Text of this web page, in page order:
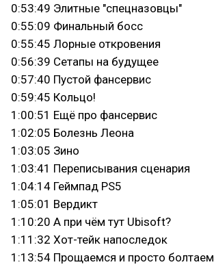
0:53:49 Элитные "спецназовцы"
0:55:09 Финальный босс
0:55:45 Лорные откровения
0:56:39 Сетапы на будущее
0:57:40 Пустой фансервис
0:59:45 Кольцо!
1:00:51 Ещё про фансервис
1:02:05 Болезнь Леона
1:03:05 Зино
1:03:41 Переписывания сценария
1:04:14 Геймпад PS5
1:05:01 Вердикт
1:10:20 А при чём тут Ubisoft?
1:11:32 Хот-тейк напоследок
1:13:54 Прощаемся и просто болтаем